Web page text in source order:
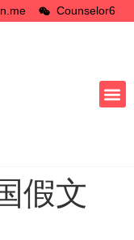
Counselor6
假文